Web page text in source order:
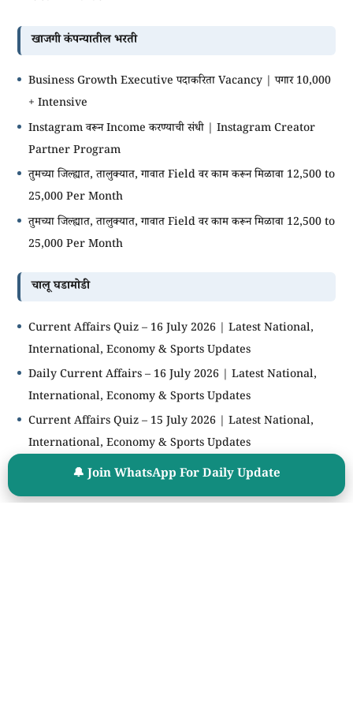
🔔 Join WhatsApp For Daily Update
खाजगी कंपन्यातील भरती
Business Growth Executive पदाकरिता Vacancy | पगार 10,000
+ Intensive
Instagram वरून Income करण्याची संधी | Instagram Creator
Partner Program
तुमच्या जिल्ह्यात, तालुक्यात, गावात Field वर काम करून मिळावा 12,500 to
25,000 Per Month
तुमच्या जिल्ह्यात, तालुक्यात, गावात Field वर काम करून मिळावा 12,500 to
25,000 Per Month
चालू घडामोडी
Current Affairs Quiz – 16 July 2026 | Latest National,
International, Economy & Sports Updates
Daily Current Affairs – 16 July 2026 | Latest National,
International, Economy & Sports Updates
Current Affairs Quiz – 15 July 2026 | Latest National,
International, Economy & Sports Updates
Daily Current Affairs – 15 July 2026 | Latest National,